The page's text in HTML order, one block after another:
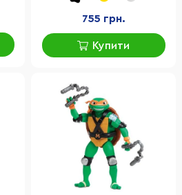
755 грн.
Купити